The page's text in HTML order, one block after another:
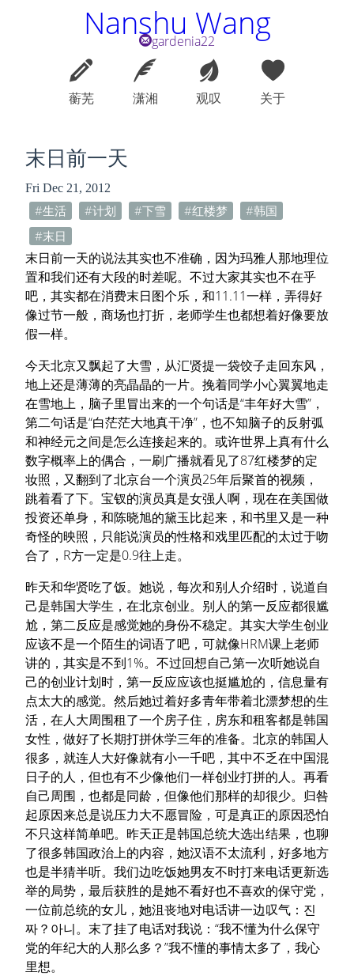
Nanshu Wang
gardenia22
蘅芜 潇湘 观叹 关于
末日前一天
Fri Dec 21, 2012
生活 计划 下雪 红楼梦
韩国
末日
末日前一天的说法其实也不准确，因为玛雅人那地理位
置和我们还有大段的时差呢。不过大家其实也不在乎
吧，其实都在消费末日图个乐，和11.11一样，弄得好
像过节一般，商场也打折，老师学生也都想着好像要放
假一样。
今天北京又飘起了大雪，从汇贤提一袋饺子走回东风，
地上还是薄薄的亮晶晶的一片。挽着同学小心翼翼地走
在雪地上，脑子里冒出来的一个句话是“丰年好大雪”，
第二句话是“白茫茫大地真干净”，也不知脑子的反射弧
和神经元之间是怎么连接起来的。或许世界上真有什么
数字概率上的偶合，一刷广播就看见了87红楼梦的定
妆照，又翻到了北京台一个演员25年后聚首的视频，
跳着看了下。宝钗的演员真是女强人啊，现在在美国做
投资还单身，和陈晓旭的黛玉比起来，和书里又是一种
奇怪的映照，只能说演员的性格和戏里匹配的太过于吻
合了，R方一定是0.9往上走。
昨天和华贤吃了饭。她说，每次和别人介绍时，说道自
己是韩国大学生，在北京创业。别人的第一反应都很尴
尬，第二反应是感觉她的身份不稳定。其实大学生创业
应该不是一个陌生的词语了吧，可就像HRM课上老师
讲的，其实是不到1%。不过回想自己第一次听她说自
己的创业计划时，第一反应应该也挺尴尬的，信息量有
点太大的感觉。然后她过着好多青年带着北漂梦想的生
活，在人大周围租了一个房子住，房东和租客都是韩国
女性，做好了长期打拼休学三年的准备。北京的韩国人
很多，就连人大好像就有小一千吧，其中不乏在中国混
日子的人，但也有不少像他们一样创业打拼的人。再看
自己周围，也都是同龄，但像他们那样的却很少。归咎
起原因来总是说压力大不愿冒险，可是真正的原因恐怕
不只这样简单吧。昨天正是韩国总统大选出结果，也聊
了很多韩国政治上的内容，她汉语不太流利，好多地方
也是半猜半听。我们边吃饭她男友不时打来电话更新选
举的局势，最后获胜的是她不看好也不喜欢的保守党，
一位前总统的女儿，她沮丧地对电话讲一边叹气：진
짜？아니。末了挂了电话对我说：“我不懂为什么保守
党的年纪大的人那么多？”我不懂的事情太多了，我心
里想。